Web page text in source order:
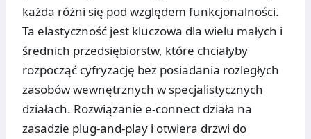
każda różni się pod względem funkcjonalności.
Ta elastyczność jest kluczowa dla wielu małych i
średnich przedsiębiorstw, które chciałyby
rozpocząć cyfryzację bez posiadania rozległych
zasobów wewnętrznych w specjalistycznych
działach. Rozwiązanie e-connect działa na
zasadzie plug-and-play i otwiera drzwi do